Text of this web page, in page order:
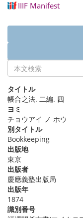
IIIF Manifest
詳細情報
タイトル
帳合之法. 二編. 四
ヨミ
チョウアイ ノ ホウ
別タイトル
Bookkeeping
出版地
東京
出版者
慶應義塾出版局
出版年
1874
識別番号